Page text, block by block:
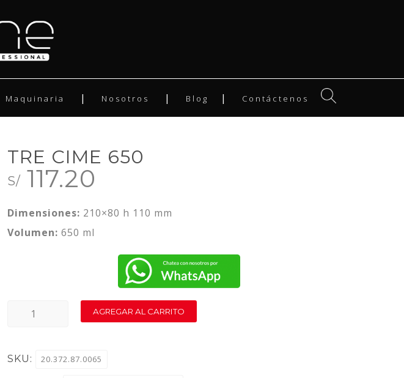
Maquinaria Nosotros Blog Contáctenos
TRE CIME 650
S/ 117.20
Dimensiones: 210×80 h 110 mm
Volumen: 650 ml
AGREGAR AL CARRITO
SKU: 20.372.87.0065